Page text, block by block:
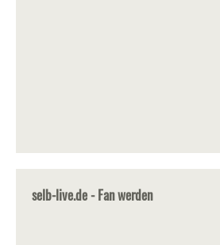
selb-live.de - Fan werden